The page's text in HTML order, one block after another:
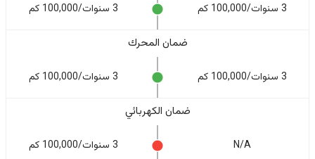
3 سنوات/100,000 كم 3 سنوات/100,000 كم
ضمان المحرك
3 سنوات/100,000 كم 3 سنوات/100,000 كم
ضمان الكهربائي
N/A 3 سنوات/100,000 كم